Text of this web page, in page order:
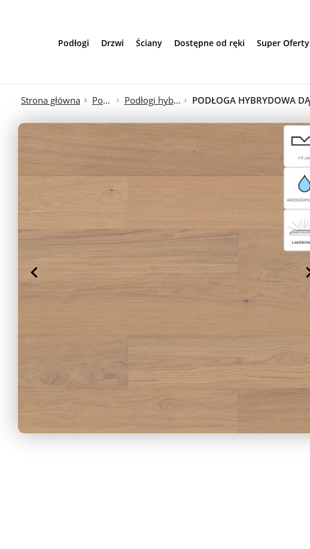
Podłogi Drzwi Ściany Dostępne od ręki Super Oferty
Strona główna Podłogi Podłogi hybrydowe